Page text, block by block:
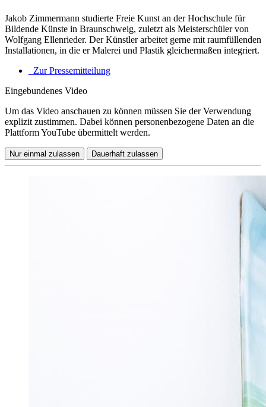
Jakob Zimmermann studierte Freie Kunst an der Hochschule für
Bildende Künste in Braunschweig, zuletzt als Meisterschüler von
Wolfgang Ellenrieder. Der Künstler arbeitet gerne mit raumfüllenden
Installationen, in die er Malerei und Plastik gleichermaßen integriert.
Zur Pressemitteilung
Eingebundenes Video
Um das Video anschauen zu können müssen Sie der Verwendung
explizit zustimmen. Dabei können personenbezogene Daten an die
Plattform YouTube übermittelt werden.
Nur einmal zulassen Dauerhaft zulassen